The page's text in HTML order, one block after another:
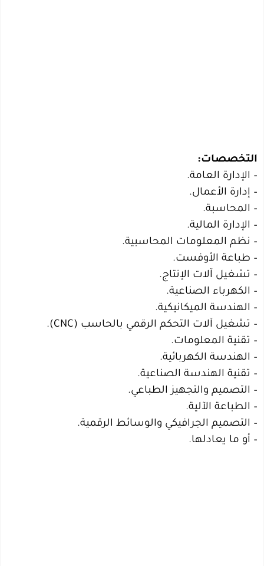
التخصصات:
– الإدارة العامة.
– إدارة الأعمال.
– المحاسبة.
– الإدارة المالية.
– نظم المعلومات المحاسبية.
– طباعة الأوفست.
– تشغيل آلات الإنتاج.
– الكهرباء الصناعية.
– الهندسة الميكانيكية.
– تشغيل آلات التحكم الرقمي بالحاسب (CNC).
– تقنية المعلومات.
– الهندسة الكهربائية.
– تقنية الهندسة الصناعية.
– التصميم والتجهيز الطباعي.
– الطباعة الآلية.
– التصميم الجرافيكي والوسائط الرقمية.
– أو ما يعادلها.